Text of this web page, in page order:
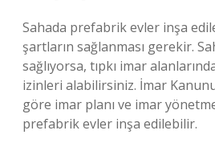
Sahada prefabrik evler inşa
şartların sağlanması gerekir.
sağlıyorsa, tıpkı imar
izinleri alabilirsiniz. İmar
göre imar planı ve imar
prefabrik evler inşa edilebilir.